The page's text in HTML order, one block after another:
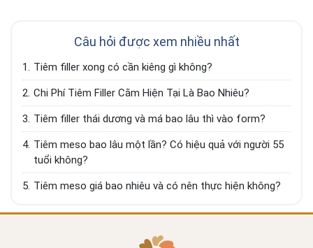
Câu hỏi được xem nhiều nhất
1. Tiêm filler xong có cần kiêng gì không?
2. Chi Phí Tiêm Filler Cằm Hiện Tại Là Bao Nhiêu?
3. Tiêm filler thái dương và má bao lâu thì vào form?
4. Tiêm meso bao lâu một lần? Có hiệu quả với người 55
tuổi không?
5. Tiêm meso giá bao nhiêu và có nên thực hiện không?